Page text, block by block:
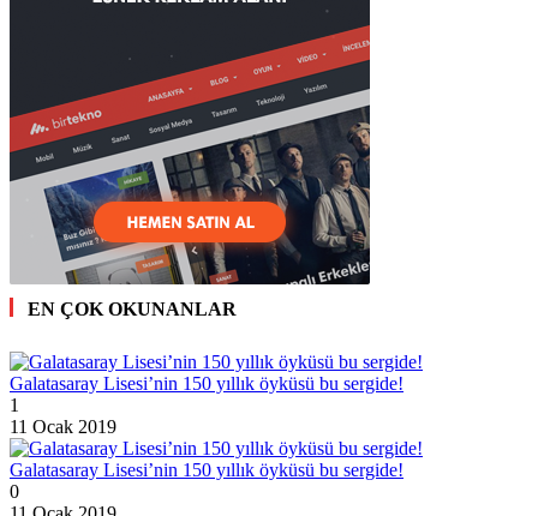
EN ÇOK OKUNANLAR
Galatasaray Lisesi’nin 150 yıllık öyküsü bu sergide!
1
11 Ocak 2019
Galatasaray Lisesi’nin 150 yıllık öyküsü bu sergide!
0